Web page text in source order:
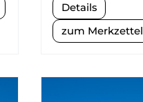
Details
zum Merkzettel